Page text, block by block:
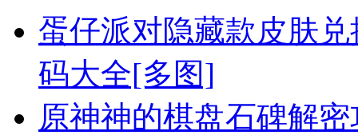
蛋仔派对隐藏款皮肤
码大全[多图]
原神神的棋盘石碑解